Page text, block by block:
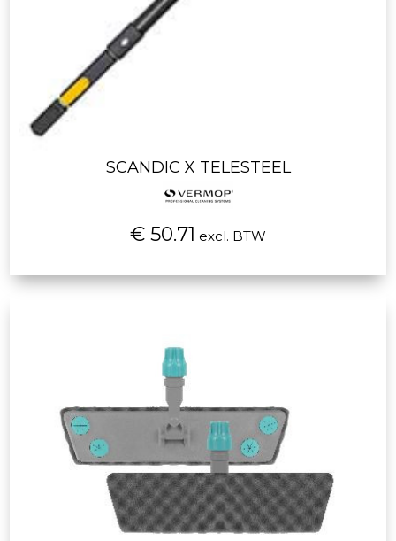
SCANDIC X TELESTEEL
€ 50.71 excl. BTW